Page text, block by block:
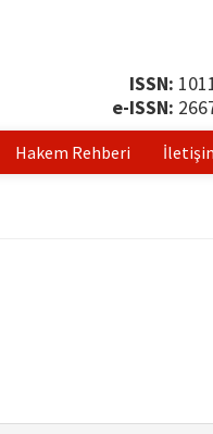
ISSN:
e-ISSN:
Hakem Rehberi